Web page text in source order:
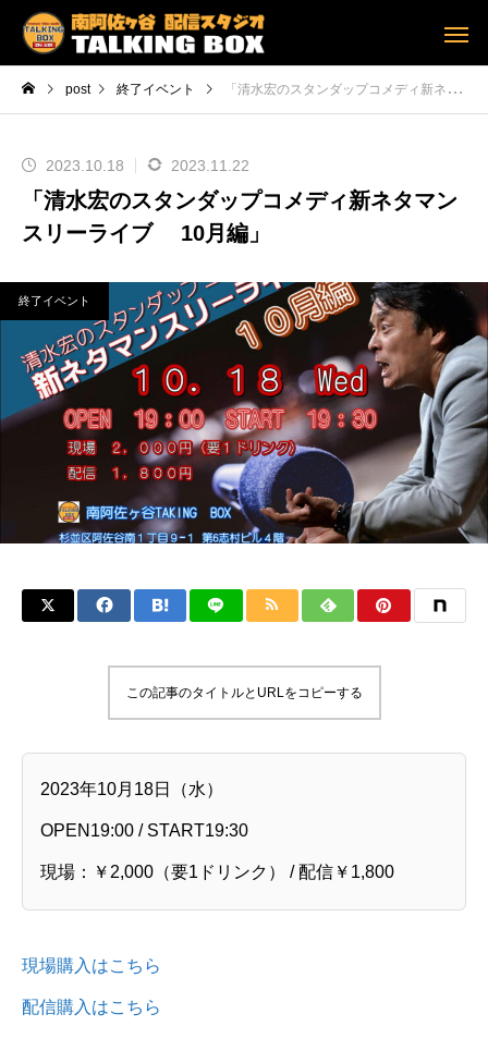
post 終了イベント 「清水宏のスタンダップコメディ新ネタマンスリーライブ 10月編」
2023.10.18 2023.11.22
「清水宏のスタンダップコメディ新ネタマン
スリーライブ 10月編」
終了イベント
この記事のタイトルとURLをコピーする
2023年10月18日（水）
OPEN19:00 / START19:30
現場：￥2,000（要1ドリンク） / 配信￥1,800
現場購入はこちら
配信購入はこちら